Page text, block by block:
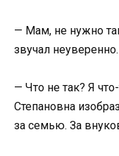
— Мам, не нужно
звучал неуверенно.
— Что не так? Я
Степановна
за семью. За